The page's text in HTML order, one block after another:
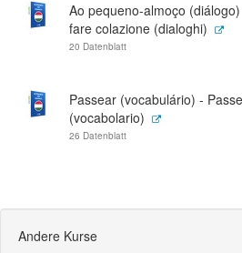
Ao pequeno-almoço
fare colazione (dialoghi)
20 Datenblatt
Passear (vocabulário) -
(vocabolario)
26 Datenblatt
Andere Kurse